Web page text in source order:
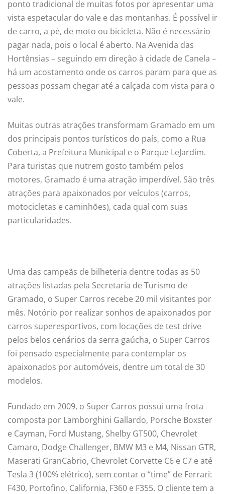
ponto tradicional de muitas fotos por apresentar uma
vista espetacular do vale e das montanhas. É possível ir
de carro, a pé, de moto ou bicicleta. Não é necessário
pagar nada, pois o local é aberto. Na Avenida das
Hortênsias – seguindo em direção à cidade de Canela –
há um acostamento onde os carros param para que as
pessoas possam chegar até a calçada com vista para o
vale.
Muitas outras atrações transformam Gramado em um
dos principais pontos turísticos do país, como a Rua
Coberta, a Prefeitura Municipal e o Parque LeJardim.
Para turistas que nutrem gosto também pelos
motores, Gramado é uma atração imperdível. São três
atrações para apaixonados por veículos (carros,
motocicletas e caminhões), cada qual com suas
particularidades.
Uma das campeãs de bilheteria dentre todas as 50
atrações listadas pela Secretaria de Turismo de
Gramado, o Super Carros recebe 20 mil visitantes por
mês. Notório por realizar sonhos de apaixonados por
carros superesportivos, com locações de test drive
pelos belos cenários da serra gaúcha, o Super Carros
foi pensado especialmente para contemplar os
apaixonados por automóveis, dentre um total de 30
modelos.
Fundado em 2009, o Super Carros possui uma frota
composta por Lamborghini Gallardo, Porsche Boxster
e Cayman, Ford Mustang, Shelby GT500, Chevrolet
Camaro, Dodge Challenger, BMW M3 e M4, Nissan GTR,
Maserati GranCabrio, Chevrolet Corvette C6 e C7 e até
Tesla 3 (100% elétrico), sem contar o “time” de Ferrari:
F430, Portofino, California, F360 e F355. O cliente tem a